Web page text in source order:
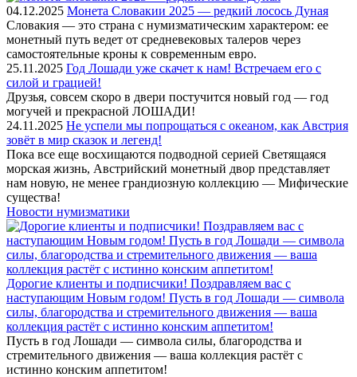
04.12.2025 Монета Словакии 2025 — редкий лосось Дуная
Словакия — это страна с нумизматическим характером: ее
монетный путь ведет от средневековых талеров через
самостоятельные кроны к современным евро.
25.11.2025 Год Лошади уже скачет к нам! Встречаем его с
силой и грацией!
Друзья, совсем скоро в двери постучится новый год — год
могучей и прекрасной ЛОШАДИ!
24.11.2025 Не успели мы попрощаться с океаном, как Австрия
зовёт в мир сказок и легенд!
Пока все еще восхищаются подводной серией Светящаяся
морская жизнь, Австрийский монетный двор представляет
нам новую, не менее грандиозную коллекцию — Мифические
существа!
Новости нумизматики
Дорогие клиенты и подписчики! Поздравляем вас с
наступающим Новым годом! Пусть в год Лошади — символа
силы, благородства и стремительного движения — ваша
коллекция растёт с истинно конским аппетитом!
Пусть в год Лошади — символа силы, благородства и
стремительного движения — ваша коллекция растёт с
истинно конским аппетитом!